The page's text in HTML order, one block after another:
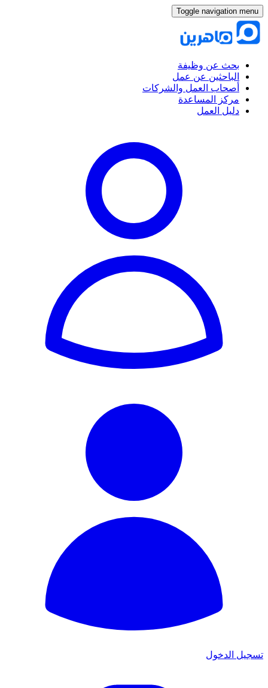
Toggle navigation menu
بحث عن وظيفة
الباحثين عن عمل
أصحاب العمل والشركات
مركز المساعدة
دليل العمل
تسجيل الدخول